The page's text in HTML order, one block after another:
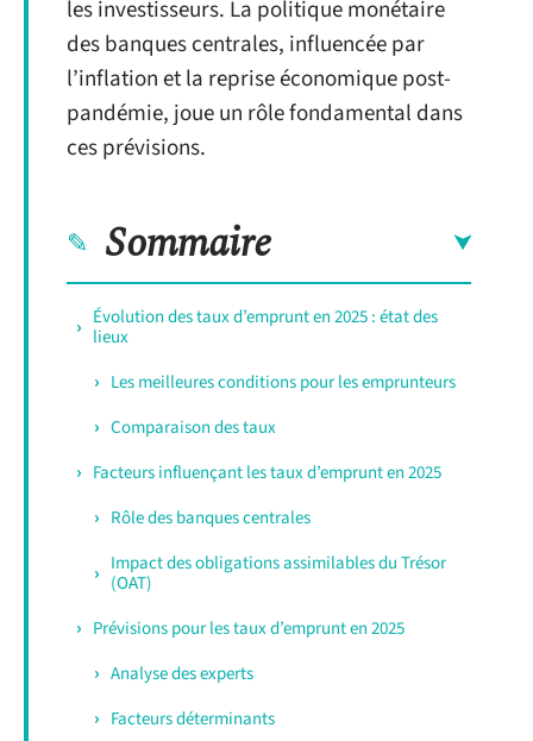
les investisseurs. La politique monétaire
des banques centrales, influencée par
l’inflation et la reprise économique post-
pandémie, joue un rôle fondamental dans
ces prévisions.
Sommaire
Évolution des taux d’emprunt en 2025 : état des
lieux
Les meilleures conditions pour les emprunteurs
Comparaison des taux
Facteurs influençant les taux d’emprunt en 2025
Rôle des banques centrales
Impact des obligations assimilables du Trésor
(OAT)
Prévisions pour les taux d’emprunt en 2025
Analyse des experts
Facteurs déterminants